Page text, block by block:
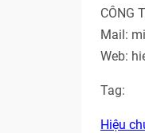
CÔNG
Mail:
Web:
Tag:
Hiệu